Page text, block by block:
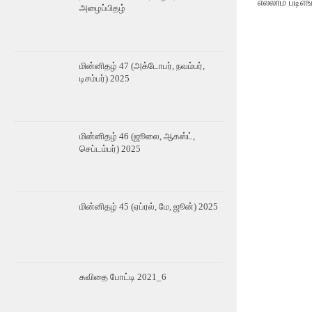
அழைப்பிதழ்
மின்னிதழ் 47 (அக்டோபர், நவம்பர்,
டிசம்பர்) 2025
மின்னிதழ் 46 (ஜூலை, ஆகஸ்ட்,
செப்டம்பர்) 2025
மின்னிதழ் 45 (ஏப்ரல், மே, ஜூன்) 2025
கவிதை போட்டி 2021_6